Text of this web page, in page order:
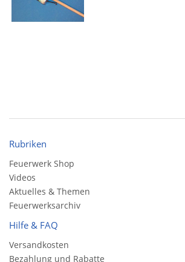
Rubriken
Feuerwerk Shop
Videos
Aktuelles & Themen
Feuerwerksarchiv
Hilfe & FAQ
Versandkosten
Bezahlung und Rabatte